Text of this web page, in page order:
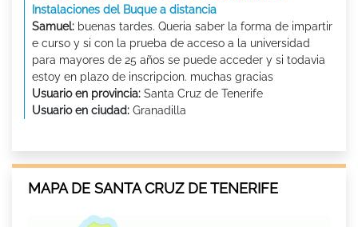
Instalaciones del Buque a distancia
Samuel: buenas tardes. Queria saber la forma de impartir
e curso y si con la prueba de acceso a la universidad
para mayores de 25 años se puede acceder y si todavia
estoy en plazo de inscripcion. muchas gracias
Usuario en provincia: Santa Cruz de Tenerife
Usuario en ciudad: Granadilla
MAPA DE SANTA CRUZ DE TENERIFE